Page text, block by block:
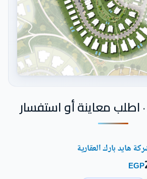
اطلب معاينة أو استفسار
هايد بارك العقارية
EGP